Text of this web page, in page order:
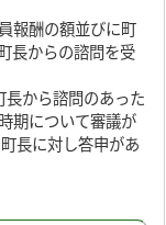
報酬の額並びに町
長からの諮問を受
から諮問のあった
期について審議が
長に対し答申があ